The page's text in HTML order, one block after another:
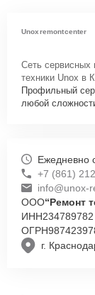
Unoxremontcenter
Сеть сервисных
техники Unox в
Профильный
любой
г.
Ежедневно
+7 (861)
info@unox-
ООО“Ремонт
ИНН234789782
ОГРН